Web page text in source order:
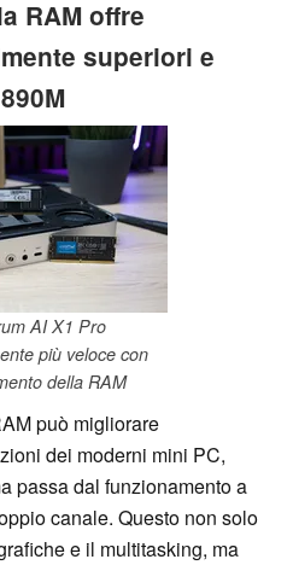
RAM offre
superiori e
AI X1 Pro
più veloce con
della RAM
può migliorare
dei moderni mini PC,
passa dal funzionamento a
canale. Questo non solo
e il multitasking, ma